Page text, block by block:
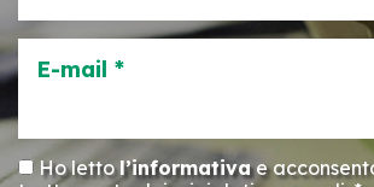
E-mail *
Ho lettol’informativae